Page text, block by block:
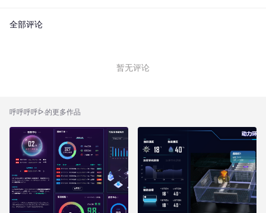
全部评论
暂无评论
呼呼呼呼ᐆ·的更多作品